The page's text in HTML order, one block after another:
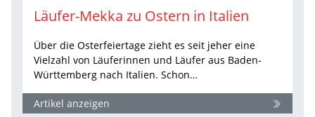
Läufer-Mekka zu Ostern in Italien
Über die Osterfeiertage zieht es seit jeher eine
Vielzahl von Läuferinnen und Läufer aus Baden-
Württemberg nach Italien. Schon…
Artikel anzeigen